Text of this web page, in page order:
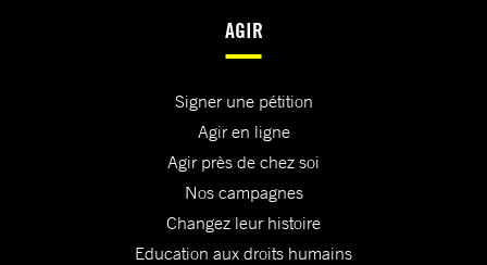
AGIR
Signer une pétition
Agir en ligne
Agir près de chez soi
Nos campagnes
Changez leur histoire
Education aux droits humains